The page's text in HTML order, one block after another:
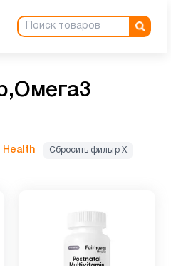
Health Сбросить фильтр Х